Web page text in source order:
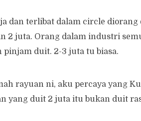
dan terlibat dalam circle diorang
2 juta. Orang dalam industri
pinjam duit. 2-3 juta tu biasa.
rayuan ni, aku percaya yang
yang duit 2 juta itu bukan duit